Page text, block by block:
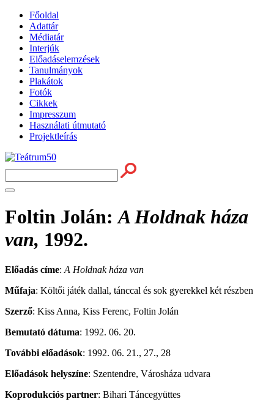
Főoldal
Adattár
Médiatár
Interjúk
Előadáselemzések
Tanulmányok
Plakátok
Fotók
Cikkek
Impresszum
Használati útmutató
Projektleírás
Foltin Jolán:A Holdnak háza
van, 1992.
Előadás címe: A Holdnak háza van
Műfaja: Költői játék dallal, tánccal és sok gyerekkel két részben
Szerző: Kiss Anna, Kiss Ferenc, Foltin Jolán
Bemutató dátuma: 1992. 06. 20.
További előadások: 1992. 06. 21., 27., 28
Előadások helyszíne: Szentendre, Városháza udvara
Koprodukciós partner: Bihari Táncegyüttes